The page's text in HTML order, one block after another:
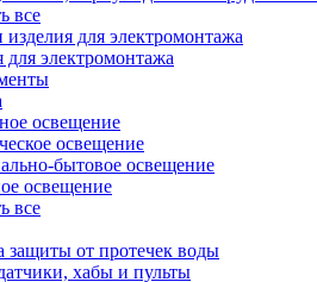
все
для электромонтажа
для электромонтажа
освещение
освещение
бытовое освещение
освещение
все
защиты от протечек воды
хабы и пульты